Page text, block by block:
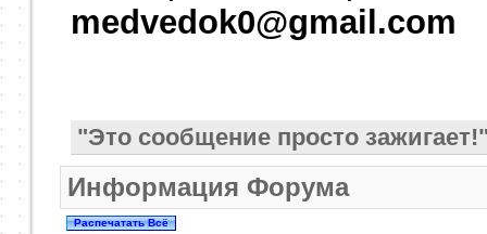
medvedok0@gmail.com
"Это сообщение просто
Информация Форума